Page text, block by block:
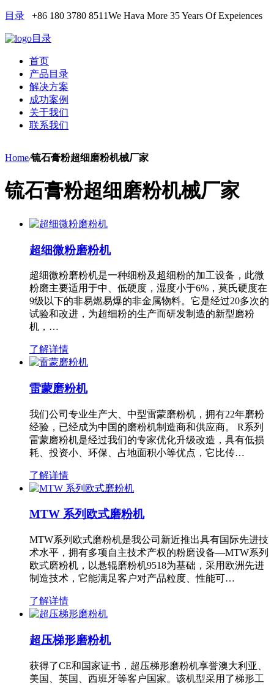
目录 +86 180 3780 8511We Hava More 35 Years Of Expeiences
目录
首页
产品目录
解决方案
成功案例
关于我们
联系我们
Home/锍石膏粉超细磨粉机械厂家
锍石膏粉超细磨粉机械厂家
超细微粉磨粉机
超细微粉磨粉机是一种细粉及超细粉的加工设备，此微
粉磨主要适用于中、低硬度，湿度小于6%，莫氏硬度在
9级以下的非易燃易爆的非金属物料。它是经过20多次的
试验和改进，为超细粉的生产而研发制造的新型磨粉
机，…
了解详情
雷蒙磨粉机
我们公司专业生产大、中型雷蒙磨粉机，拥有22年磨粉
经验，已经成为中国的磨粉机制造商和供应商。 R系列
雷蒙磨粉机是经过我们的专家优化升级改造，具有低损
耗、投资小、环保、占地面积小等优点，它比传…
了解详情
MTW 系列欧式磨粉机
MTW系列欧式磨粉机是我公司新近推出具有国际先进技
术水平，拥有多项自主技术产权的粉磨设备—MTW系列
欧式磨粉机，以悬辊磨粉机9518为基础，采用欧洲先进
制造技术，它能满足客户对产品粒度、性能可…
了解详情
超压梯形磨粉机
获得了CE和国家证书，超压梯形磨粉机享誉澳大利亚、
美国、英国、西班牙等客户国家。该机型采用了梯形工